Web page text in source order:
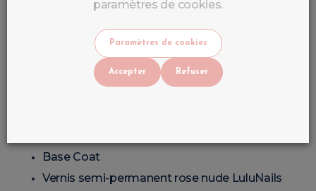
Lime à ongles
Bloc polissoir
Base Coat
Vernis semi-permanent rose nude LuluNails
paramètres de cookies.
Paramètres de cookies
Accepter Refuser